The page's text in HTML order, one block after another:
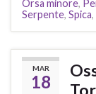
Orsa minore,
Serpente, Spica,
MAR
18